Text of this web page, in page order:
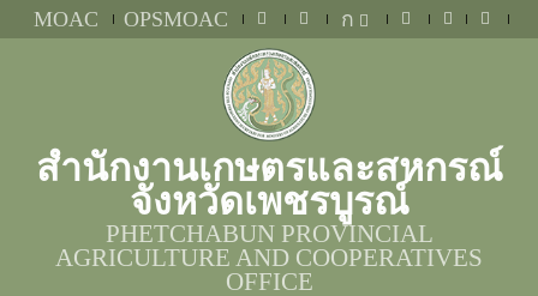
MOAC OPSMOAC ก
สำนักงานเกษตรและสหกรณ์
จังหวัดเพชรบูรณ์
PHETCHABUN PROVINCIAL
AGRICULTURE AND COOPERATIVES
OFFICE